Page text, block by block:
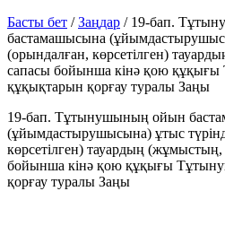
Басты бет /Заңдар / 19-бап.
бастамашысына
(орындалған, көрсетілген)
сапасы бойынша кінә қою
құқықтарын қорғау туралы Заңы
19-бап. Тұтынушының ойын
(ұйымдастырушысына) ұтыс
көрсетілген) тауардың
бойынша кінә қою құқығы
қорғау туралы Заңы